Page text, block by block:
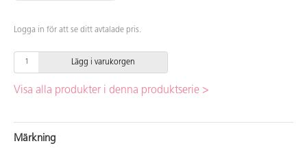
Logga in för att se ditt avtalade pris.
Lägg i varukorgen
Visa alla produkter i denna produktserie >
Märkning